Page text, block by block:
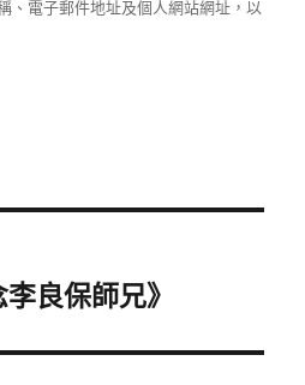
、電子郵件地址及個人網站網址，以
良保師兄》